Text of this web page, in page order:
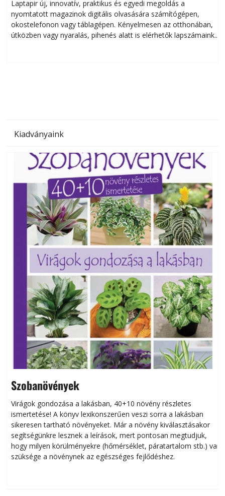
Laptapir új, innovatív, praktikus és egyedi megoldás a
nyomtatott magazinok digitális olvasására számítógépen,
okostelefonon vagy táblagépen. Kényelmesen az otthonában,
útközben vagy nyaralás, pihenés alatt is elérhetők lapszámaink.
Kiadványaink
Szobanövények
Virágok gondozása a lakásban, 40+10 növény részletes
ismertetése! A könyv lexikonszerűen veszi sorra a lakásban
sikeresen tart­ha­tó növényeket. Már a növény kiválasztásakor
segítségünkre lesznek a leírások, mert pontosan megtudjuk,
hogy milyen körülményekre (hőmérséklet, páratartalom stb.) van
szüksége a növénynek az egészséges fejlődéshez.